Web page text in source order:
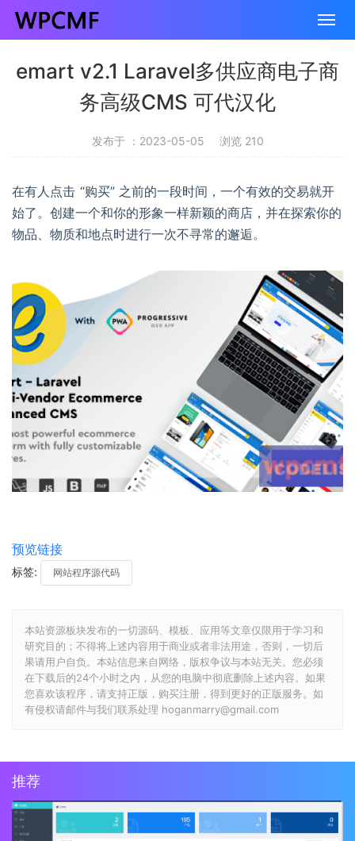
emart v2.1 Laravel多供应商电子商
务高级CMS 可代汉化
发布于 ：2023-05-05 浏览 210
在有人点击 “购买” 之前的一段时间，一个有效的交易就开
始了。创建一个和你的形象一样新颖的商店，并在探索你的
物品、物质和地点时进行一次不寻常的邂逅。
预览链接
标签: 网站程序源代码
本站资源板块发布的一切源码、模板、应用等文章仅限用于学习和
研究目的；不得将上述内容用于商业或者非法用途，否则，一切后
果请用户自负。本站信息来自网络，版权争议与本站无关。您必须
在下载后的24个小时之内，从您的电脑中彻底删除上述内容。如果
您喜欢该程序，请支持正版，购买注册，得到更好的正版服务。如
有侵权请邮件与我们联系处理 hoganmarry@gmail.com
推荐